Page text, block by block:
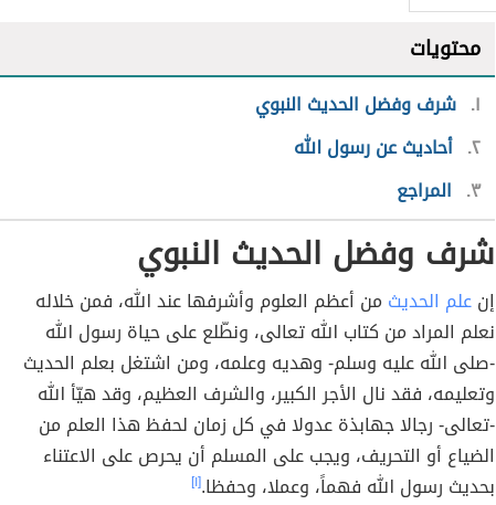
محتويات
١ شرف وفضل الحديث النبوي
٢ أحاديث عن رسول الله
٣ المراجع
شرف وفضل الحديث النبوي
إنعلم الحديث من أعظم العلوم وأشرفها عند الله، فمن خلاله
نعلم المراد من كتاب الله تعالى، ونطّلع على حياة رسول الله
-صلى الله عليه وسلم- وهديه وعلمه، ومن اشتغل بعلم الحديث
وتعليمه، فقد نال الأجر الكبير، والشرف العظيم، وقد هيّأ الله
-تعالى- رجالا جهابذة عدولا في كل زمان لحفظ هذا العلم من
الضياع أو التحريف، ويجب على المسلم أن يحرص على الاعتناء
بحديث رسول الله فهماً، وعملا، وحفظا.[١]